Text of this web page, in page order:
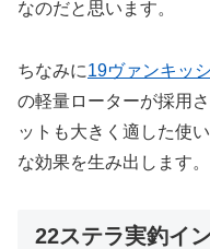
なのだと思います。
ちなみに19ヴァンキッ
の軽量ローターが採用
ットも大きく適した使
な効果を生み出します。
22ステラ実釣イ